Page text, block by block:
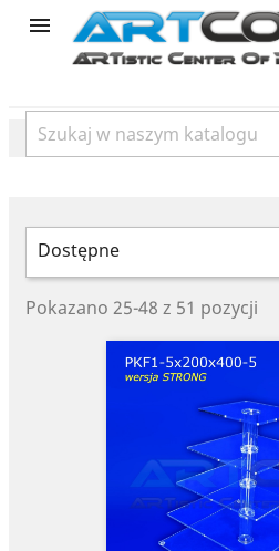
category

Dostępne
Pokazano 25-48 z 51 pozycji